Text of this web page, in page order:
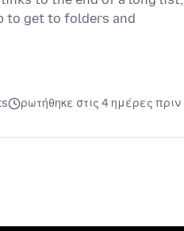
to get to folders and
ρωτήθηκε στις 4 ημέρες πριν